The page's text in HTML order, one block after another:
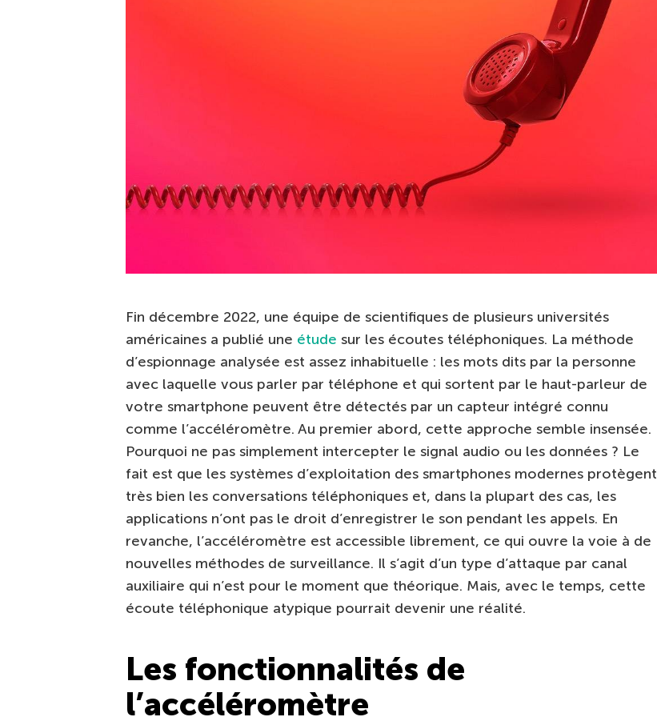
Fin décembre 2022, une équipe de scientifiques de plusieurs universités
américaines a publié une étude sur les écoutes téléphoniques. La méthode
d’espionnage analysée est assez inhabituelle : les mots dits par la personne
avec laquelle vous parler par téléphone et qui sortent par le haut-parleur de
votre smartphone peuvent être détectés par un capteur intégré connu
comme l’accéléromètre. Au premier abord, cette approche semble insensée.
Pourquoi ne pas simplement intercepter le signal audio ou les données ? Le
fait est que les systèmes d’exploitation des smartphones modernes protègent
très bien les conversations téléphoniques et, dans la plupart des cas, les
applications n’ont pas le droit d’enregistrer le son pendant les appels. En
revanche, l’accéléromètre est accessible librement, ce qui ouvre la voie à de
nouvelles méthodes de surveillance. Il s’agit d’un type d’attaque par canal
auxiliaire qui n’est pour le moment que théorique. Mais, avec le temps, cette
écoute téléphonique atypique pourrait devenir une réalité.
Les fonctionnalités de
l’accéléromètre